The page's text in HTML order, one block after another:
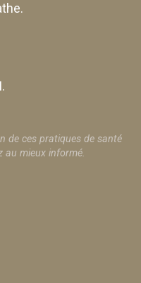
de ces pratiques de santé
au mieux informé.